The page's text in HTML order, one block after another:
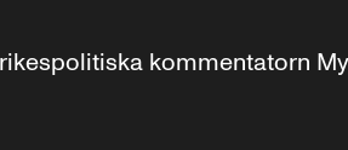
kommentatorn